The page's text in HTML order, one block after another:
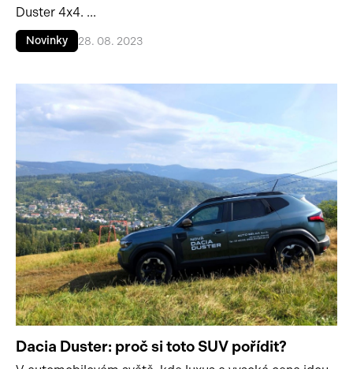
Duster 4x4. ...
Novinky 28. 08. 2023
Dacia Duster: proč si toto SUV pořídit?